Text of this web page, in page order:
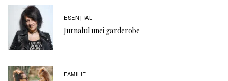
ESENȚIAL
Jurnalul unei garderobe
FAMILIE